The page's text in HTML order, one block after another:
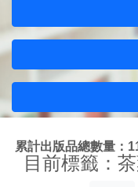
累計出版品總數量：
目前標籤：